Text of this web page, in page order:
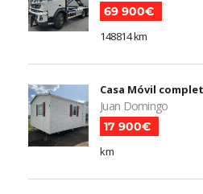
69 900€
148814 km
Casa Móvil
Juan Domingo
17 900€
km